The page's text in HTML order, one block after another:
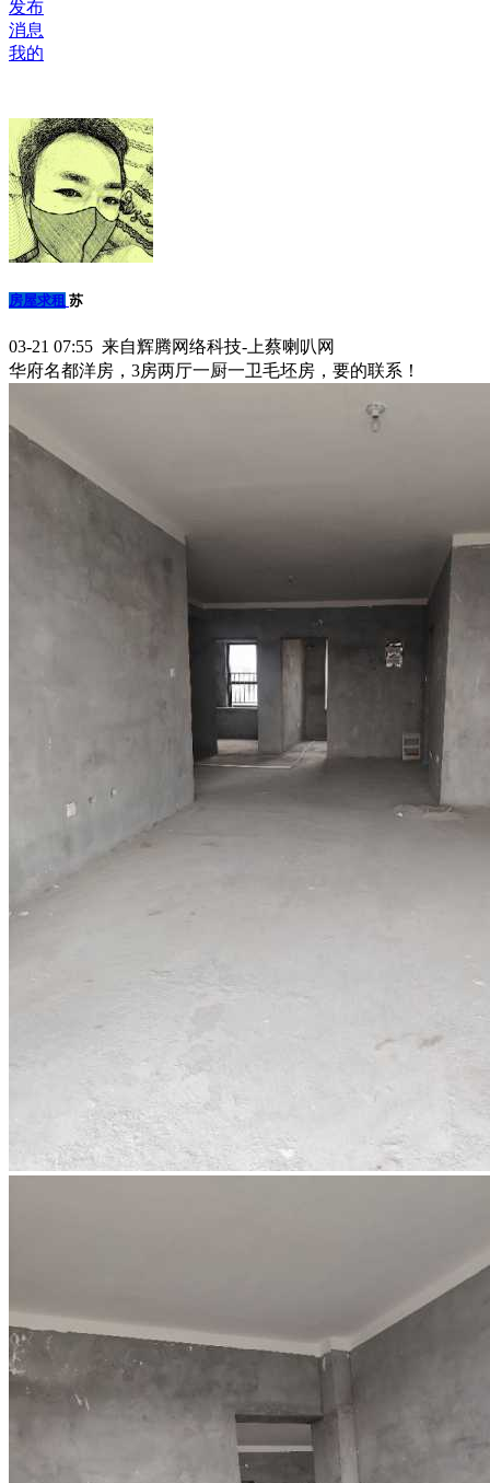
发布
消息
我的
房屋求租 苏
03-21 07:55 来自辉腾网络科技-上蔡喇叭网
华府名都洋房，3房两厅一厨一卫毛坯房，要的联系！